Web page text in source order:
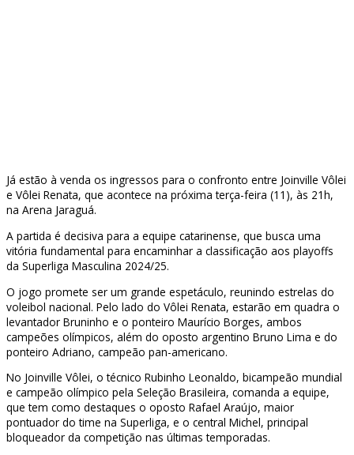
Já estão à venda os ingressos para o confronto entre Joinville Vôlei
e Vôlei Renata, que acontece na próxima terça-feira (11), às 21h,
na Arena Jaraguá.
A partida é decisiva para a equipe catarinense, que busca uma
vitória fundamental para encaminhar a classificação aos playoffs
da Superliga Masculina 2024/25.
O jogo promete ser um grande espetáculo, reunindo estrelas do
voleibol nacional. Pelo lado do Vôlei Renata, estarão em quadra o
levantador Bruninho e o ponteiro Maurício Borges, ambos
campeões olímpicos, além do oposto argentino Bruno Lima e do
ponteiro Adriano, campeão pan-americano.
No Joinville Vôlei, o técnico Rubinho Leonaldo, bicampeão mundial
e campeão olímpico pela Seleção Brasileira, comanda a equipe,
que tem como destaques o oposto Rafael Araújo, maior
pontuador do time na Superliga, e o central Michel, principal
bloqueador da competição nas últimas temporadas.